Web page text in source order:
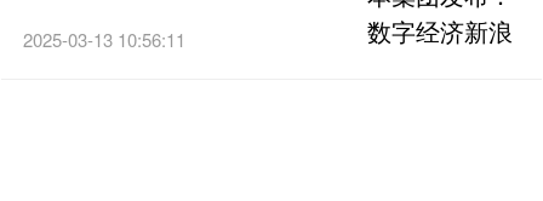
2025-03-13 10:56:11